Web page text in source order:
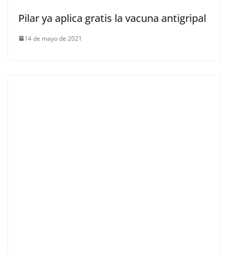
Pilar ya aplica gratis la vacuna antigripal
14 de mayo de 2021